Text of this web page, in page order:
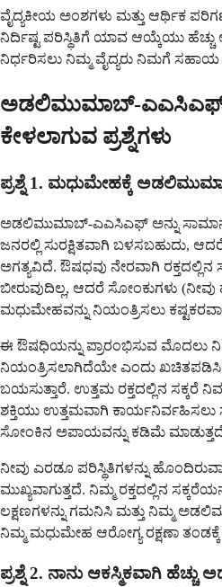
ವೈದ್ಯಕೀಯ ಅಂಶಗಳು ಮತ್ತು ಆರ್ಥಿಕ
ನಿರ್ದಿಷ್ಟ ಪರಿಸ್ಥಿತಿಗೆ ಯಾವ ಆಯ್ಕೆಯು ಹೆಚ್ಚು
ನಿರ್ಧರಿಸಲು ನಿಮ್ಮ ವೈದ್ಯರು ನಿಮಗೆ
ಅಡಲಿಮುಮಾಬ್-ಎಎಸಿಎಫ್
ಕೇಳಲಾಗುವ ಪ್ರಶ್ನೆಗಳು
ಪ್ರಶ್ನೆ 1. ಮಧುಮೇಹಕ್ಕೆ
ಅಡಲಿಮುಮಾಬ್-ಎಎಸಿಎಫ್ ಅನ್ನು
ಜನರಲ್ಲಿ ಸುರಕ್ಷಿತವಾಗಿ ಬಳಸಬಹುದು,
ಅಗತ್ಯವಿದೆ. ಔಷಧವು ನೇರವಾಗಿ ರಕ್ತದಲ್ಲಿನ
ಬೀರುವುದಿಲ್ಲ, ಆದರೆ ಸೋಂಕುಗಳು (ನೀವು
ಮಧುಮೇಹವನ್ನು ನಿಯಂತ್ರಿಸಲು
ಈ ಔಷಧಿಯನ್ನು ಪ್ರಾರಂಭಿಸುವ ಮೊದಲು
ನಿಯಂತ್ರಿಸಲಾಗಿದೆಯೇ ಎಂದು
ಬಯಸುತ್ತಾರೆ. ಉತ್ತಮ ರಕ್ತದಲ್ಲಿನ
ಶಕ್ತಿಯು ಉತ್ತಮವಾಗಿ ಕಾರ್ಯನಿರ್ವಹಿಸಲು
ಸೋಂಕಿನ ಅಪಾಯವನ್ನು ಕಡಿಮೆ
ನೀವು ಎರಡೂ ಪರಿಸ್ಥಿತಿಗಳನ್ನು
ಮುಖ್ಯವಾಗುತ್ತದೆ. ನಿಮ್ಮ ರಕ್ತದಲ್ಲಿನ
ಲಕ್ಷಣಗಳನ್ನು ಗಮನಿಸಿ ಮತ್ತು ನಿಮ್ಮ
ನಿಮ್ಮ ಮಧುಮೇಹ ಆರೋಗ್ಯ ರಕ್ಷಣಾ
ಪ್ರಶ್ನೆ 2. ನಾನು ಆಕಸ್ಮಿಕವಾಗಿ